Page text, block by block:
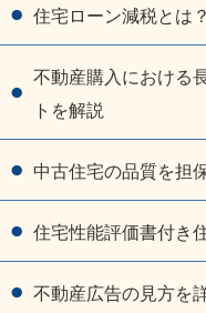
住宅ローン減税とは
不動産購入における
トを解説
中古住宅の品質を担
住宅性能評価書付き
不動産広告の見方を